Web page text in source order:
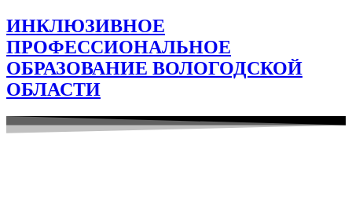
ИНКЛЮЗИВНОЕ
ПРОФЕССИОНАЛЬНОЕ
ОБРАЗОВАНИЕ ВОЛОГОДСКОЙ
ОБЛАСТИ